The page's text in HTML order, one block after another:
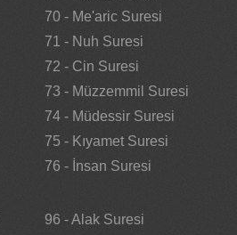
70 - Me'aric Suresi
71 - Nuh Suresi
72 - Cin Suresi
73 - Müzzemmil Suresi
74 - Müdessir Suresi
75 - Kıyamet Suresi
76 - İnsan Suresi
96 - Alak Suresi